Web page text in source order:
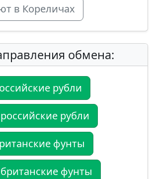
в Кореличах
обмена:
рубли
рубли
фунты
фунты